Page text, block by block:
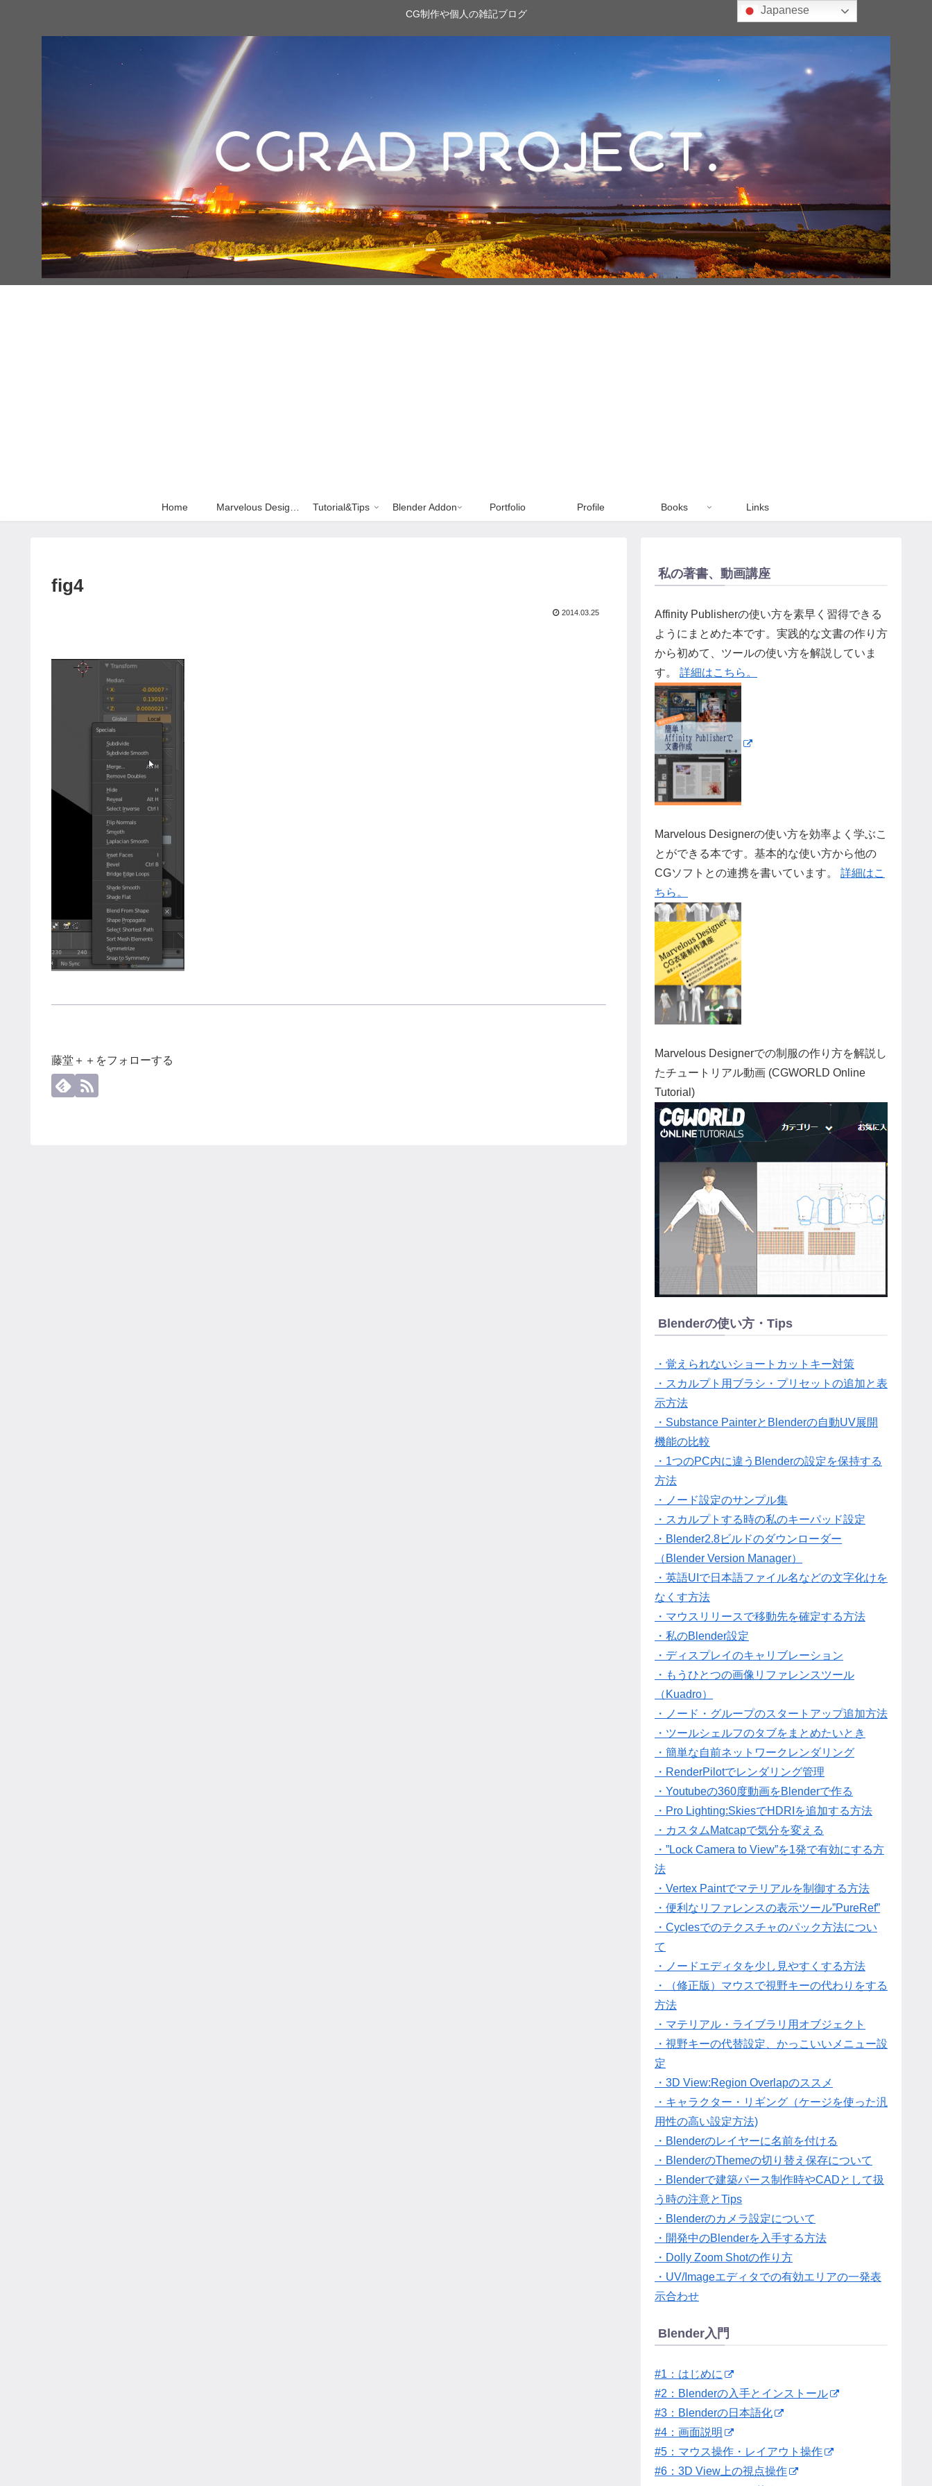
CG制作や個人の雑記ブログ
Home Tutorial&Tips Blender Addon Portfolio Profile Books Links
fig4
2014.03.25
藤堂＋＋をフォローする
私の著書、動画講座
Affinity Publisherの使い方を素早く習得できる
ようにまとめた本です。実践的な文書の作り方
から初めて、ツールの使い方を解説していま
す。 詳細はこちら。
Marvelous Designerの使い方を効率よく学ぶこ
とができる本です。基本的な使い方から他の
CGソフトとの連携を書いています。 詳細はこ
ちら。
Marvelous Designerでの制服の作り方を解説し
たチュートリアル動画 (CGWORLD Online
Tutorial)
Blenderの使い方・Tips
・覚えられないショートカットキー対策
・スカルプト用ブラシ・プリセットの追加と表
示方法
・Substance PainterとBlenderの自動UV展開
機能の比較
・1つのPC内に違うBlenderの設定を保持する
方法
・ノード設定のサンプル集
・スカルプトする時の私のキーパッド設定
・Blender2.8ビルドのダウンローダー
（Blender Version Manager）
・英語UIで日本語ファイル名などの文字化けを
なくす方法
・マウスリリースで移動先を確定する方法
・私のBlender設定
・ディスプレイのキャリブレーション
・もうひとつの画像リファレンスツール
（Kuadro）
・ノード・グループのスタートアップ追加方法
・ツールシェルフのタブをまとめたいとき
・簡単な自前ネットワークレンダリング
・RenderPilotでレンダリング管理
・Youtubeの360度動画をBlenderで作る
・Pro Lighting:SkiesでHDRIを追加する方法
・カスタムMatcapで気分を変える
・”Lock Camera to View”を1発で有効にする方
法
・Vertex Paintでマテリアルを制御する方法
・便利なリファレンスの表示ツール”PureRef”
・Cyclesでのテクスチャのパック方法につい
て
・ノードエディタを少し見やすくする方法
・（修正版）マウスで視野キーの代わりをする
方法
・マテリアル・ライブラリ用オブジェクト
・視野キーの代替設定、かっこいいメニュー設
定
・3D View:Region Overlapのススメ
・キャラクター・リギング（ケージを使った汎
用性の高い設定方法)
・Blenderのレイヤーに名前を付ける
・BlenderのThemeの切り替え保存について
・Blenderで建築パース制作時やCADとして扱
う時の注意とTips
・Blenderのカメラ設定について
・開発中のBlenderを入手する方法
・Dolly Zoom Shotの作り方
・UV/Imageエディタでの有効エリアの一発表
示合わせ
Blender入門
#1：はじめに
#2：Blenderの入手とインストール
#3：Blenderの日本語化
#4：画面説明
#5：マウス操作・レイアウト操作
#6：3D View上の視点操作
Japanese